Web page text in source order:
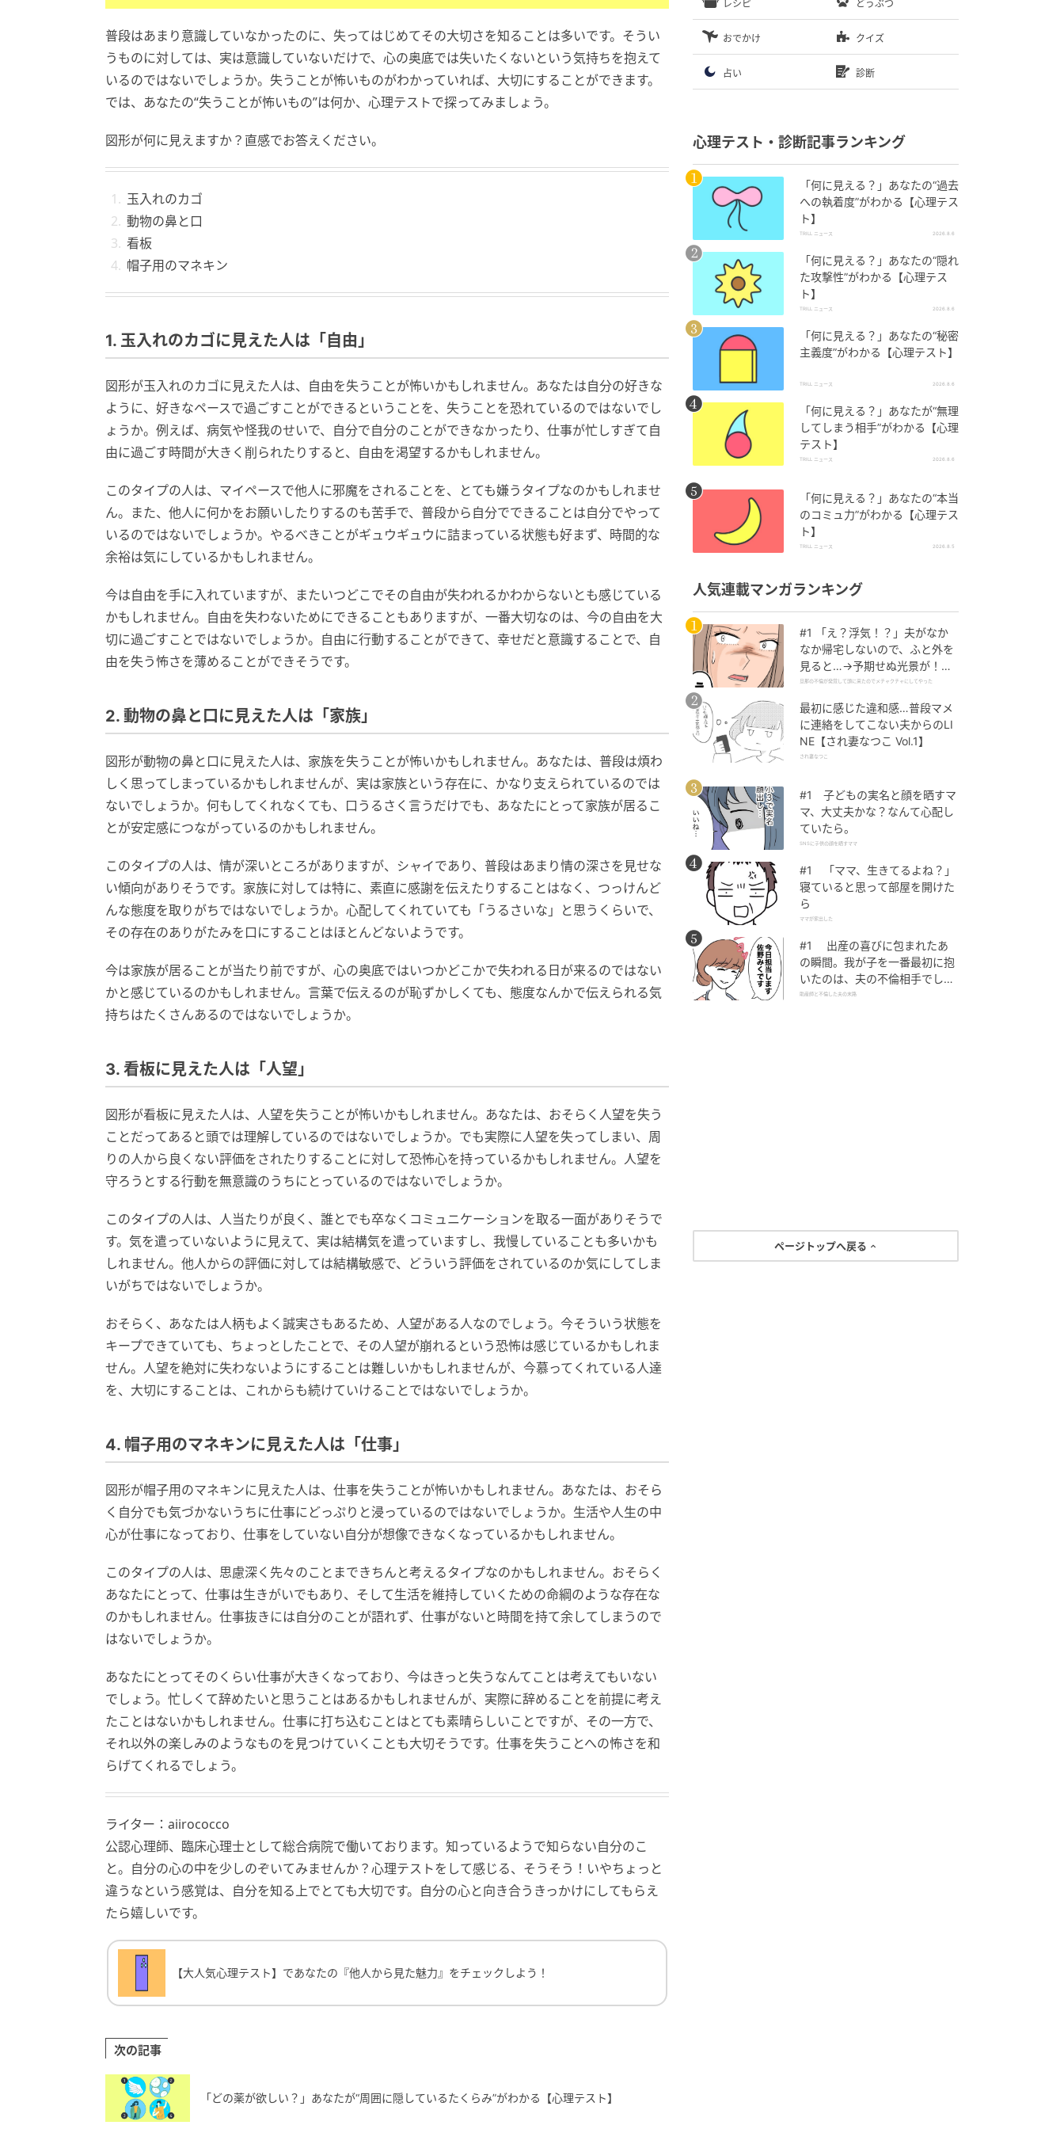
普段はあまり意識していなかったのに、失ってはじめてその大切さを知ることは多いです。そうい
うものに対しては、実は意識していないだけで、心の奥底では失いたくないという気持ちを抱えて
いるのではないでしょうか。失うことが怖いものがわかっていれば、大切にすることができます。
では、あなたの“失うことが怖いもの”は何か、心理テストで探ってみましょう。
図形が何に見えますか？直感でお答えください。
玉入れのカゴ
動物の鼻と口
看板
帽子用のマネキン
1. 玉入れのカゴに見えた人は「自由」
図形が玉入れのカゴに見えた人は、自由を失うことが怖いかもしれません。あなたは自分の好きな
ように、好きなペースで過ごすことができるということを、失うことを恐れているのではないでし
ょうか。例えば、病気や怪我のせいで、自分で自分のことができなかったり、仕事が忙しすぎて自
由に過ごす時間が大きく削られたりすると、自由を渇望するかもしれません。
このタイプの人は、マイペースで他人に邪魔をされることを、とても嫌うタイプなのかもしれませ
ん。また、他人に何かをお願いしたりするのも苦手で、普段から自分でできることは自分でやって
いるのではないでしょうか。やるべきことがギュウギュウに詰まっている状態も好まず、時間的な
余裕は気にしているかもしれません。
今は自由を手に入れていますが、またいつどこでその自由が失われるかわからないとも感じている
かもしれません。自由を失わないためにできることもありますが、一番大切なのは、今の自由を大
切に過ごすことではないでしょうか。自由に行動することができて、幸せだと意識することで、自
由を失う怖さを薄めることができそうです。
2. 動物の鼻と口に見えた人は「家族」
図形が動物の鼻と口に見えた人は、家族を失うことが怖いかもしれません。あなたは、普段は煩わ
しく思ってしまっているかもしれませんが、実は家族という存在に、かなり支えられているのでは
ないでしょうか。何もしてくれなくても、口うるさく言うだけでも、あなたにとって家族が居るこ
とが安定感につながっているのかもしれません。
このタイプの人は、情が深いところがありますが、シャイであり、普段はあまり情の深さを見せな
い傾向がありそうです。家族に対しては特に、素直に感謝を伝えたりすることはなく、つっけんど
んな態度を取りがちではないでしょうか。心配してくれていても「うるさいな」と思うくらいで、
その存在のありがたみを口にすることはほとんどないようです。
今は家族が居ることが当たり前ですが、心の奥底ではいつかどこかで失われる日が来るのではない
かと感じているのかもしれません。言葉で伝えるのが恥ずかしくても、態度なんかで伝えられる気
持ちはたくさんあるのではないでしょうか。
3. 看板に見えた人は「人望」
図形が看板に見えた人は、人望を失うことが怖いかもしれません。あなたは、おそらく人望を失う
ことだってあると頭では理解しているのではないでしょうか。でも実際に人望を失ってしまい、周
りの人から良くない評価をされたりすることに対して恐怖心を持っているかもしれません。人望を
守ろうとする行動を無意識のうちにとっているのではないでしょうか。
このタイプの人は、人当たりが良く、誰とでも卒なくコミュニケーションを取る一面がありそうで
す。気を遣っていないように見えて、実は結構気を遣っていますし、我慢していることも多いかも
しれません。他人からの評価に対しては結構敏感で、どういう評価をされているのか気にしてしま
いがちではないでしょうか。
おそらく、あなたは人柄もよく誠実さもあるため、人望がある人なのでしょう。今そういう状態を
キープできていても、ちょっとしたことで、その人望が崩れるという恐怖は感じているかもしれま
せん。人望を絶対に失わないようにすることは難しいかもしれませんが、今慕ってくれている人達
を、大切にすることは、これからも続けていけることではないでしょうか。
4. 帽子用のマネキンに見えた人は「仕事」
図形が帽子用のマネキンに見えた人は、仕事を失うことが怖いかもしれません。あなたは、おそら
く自分でも気づかないうちに仕事にどっぷりと浸っているのではないでしょうか。生活や人生の中
心が仕事になっており、仕事をしていない自分が想像できなくなっているかもしれません。
このタイプの人は、思慮深く先々のことまできちんと考えるタイプなのかもしれません。おそらく
あなたにとって、仕事は生きがいでもあり、そして生活を維持していくための命綱のような存在な
のかもしれません。仕事抜きには自分のことが語れず、仕事がないと時間を持て余してしまうので
はないでしょうか。
あなたにとってそのくらい仕事が大きくなっており、今はきっと失うなんてことは考えてもいない
でしょう。忙しくて辞めたいと思うことはあるかもしれませんが、実際に辞めることを前提に考え
たことはないかもしれません。仕事に打ち込むことはとても素晴らしいことですが、その一方で、
それ以外の楽しみのようなものを見つけていくことも大切そうです。仕事を失うことへの怖さを和
らげてくれるでしょう。
ライター：aiirococco
公認心理師、臨床心理士として総合病院で働いております。知っているようで知らない自分のこ
と。自分の心の中を少しのぞいてみませんか？心理テストをして感じる、そうそう！いやちょっと
違うなという感覚は、自分を知る上でとても大切です。自分の心と向き合うきっかけにしてもらえ
たら嬉しいです。
【大人気心理テスト】であなたの『他人から見た魅力』をチェックしよう！
【大人気心理テスト】であなたの『他人から見た魅力』をチェックしよう！
次の記事
「どの薬が欲しい？」あなたが“周囲に隠しているたくらみ”がわかる【心理テスト】
レシピ どうぶつ
おでかけ クイズ
占い 診断
心理テスト・診断記事ランキング
「何に見える？」あなたの“過去
への執着度”がわかる【心理テス
ト】
TRILL ニュース 2026.8.6
「何に見える？」あなたの“隠れ
た攻撃性”がわかる【心理テス
ト】
TRILL ニュース 2026.8.6
「何に見える？」あなたの“秘密
主義度”がわかる【心理テスト】
TRILL ニュース 2026.8.6
「何に見える？」あなたが“無理
してしまう相手”がわかる【心理
テスト】
TRILL ニュース 2026.8.6
「何に見える？」あなたの“本当
のコミュ力”がわかる【心理テス
ト】
TRILL ニュース 2026.8.5
人気連載マンガランキング
#1 「え？浮気！？」夫がなか
なか帰宅しないので、ふと外を
見ると…→予期せぬ光景が！｜
旦那の不倫が発覚して頭に来た
旦那の不倫が発覚して頭に来たのでメチャクチャにしてやった
最初に感じた違和感…普段マメ
に連絡をしてこない夫からのLI
NE【され妻なつこ Vol.1】
され妻なつこ
#1 子どもの実名と顔を晒すマ
マ、大丈夫かな？なんて心配し
ていたら。
SNSに子供の顔を晒すママ
#1 「ママ、生きてるよね？」
寝ていると思って部屋を開けた
ら
ママが家出した
#1 出産の喜びに包まれたあ
の瞬間。我が子を一番最初に抱
いたのは、夫の不倫相手でし
た。
助産師と不倫した夫の末路
ページトップへ戻る